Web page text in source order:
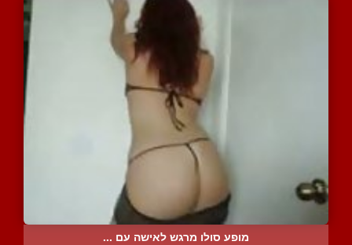
מופע סולו מרגש לאישה עם ...